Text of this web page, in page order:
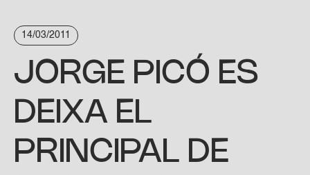
14/03/2011
JORGE PICÓ ES
DEIXA EL
PRINCIPAL DE